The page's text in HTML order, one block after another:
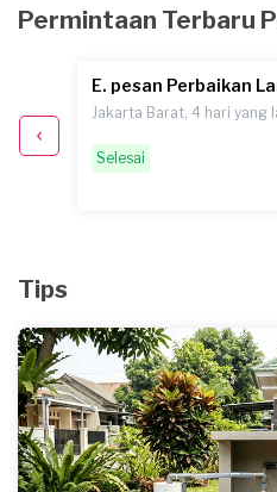
Permintaan Terbaru
E. pesan Perbaikan
Jakarta Barat, 4 hari yang
Selesai
Tips